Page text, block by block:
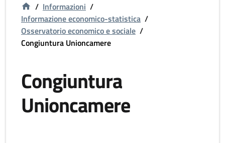
/ Informazioni /
Informazione economico-statistica /
Osservatorio economico e sociale /
Congiuntura Unioncamere
Congiuntura
Unioncamere